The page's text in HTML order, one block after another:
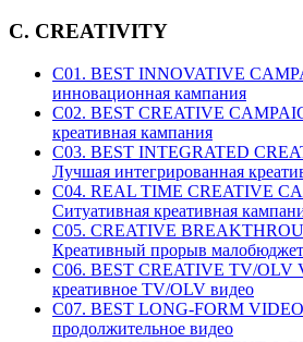
C. CREATIVITY
C01. BEST INNOVATIVE
инновационная кампания
C02. BEST CREATIVE
креативная кампания
C03. BEST INTEGRATED
Лучшая интегрированная
C04. REAL TIME CREATIVE
Ситуативная креативная
C05. CREATIVE
Креативный прорыв
C06. BEST CREATIVE TV/OLV
креативное TV/OLV видео
C07. BEST LONG-FORM
продолжительное видео